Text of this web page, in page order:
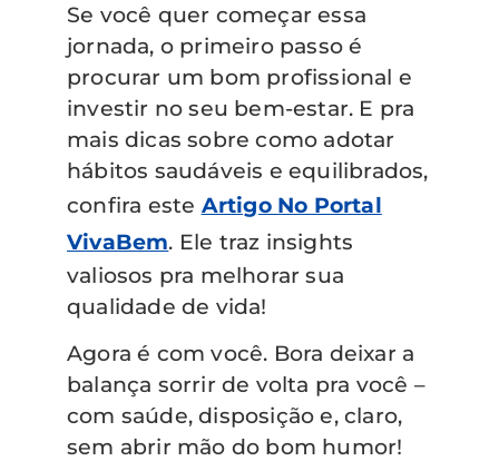
Se você quer começar essa
jornada, o primeiro passo é
procurar um bom profissional e
investir no seu bem-estar. E pra
mais dicas sobre como adotar
hábitos saudáveis e equilibrados,
confira este Artigo No Portal
VivaBem. Ele traz insights
valiosos pra melhorar sua
qualidade de vida!
Agora é com você. Bora deixar a
balança sorrir de volta pra você –
com saúde, disposição e, claro,
sem abrir mão do bom humor!